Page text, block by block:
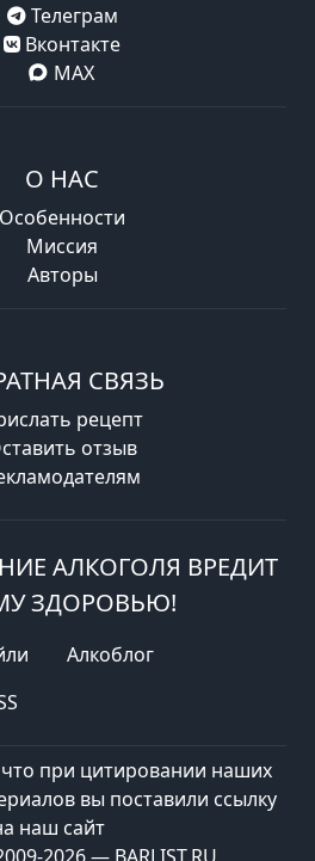
Телеграм
Вконтакте
MAX
О НАС
Особенности
Миссия
Авторы
СВЯЗЬ
рецепт
отзыв
АЛКОГОЛЯ ВРЕДИТ
ЗДОРОВЬЮ!
Алкоблог
при цитировании наших
вы поставили ссылку
наш сайт